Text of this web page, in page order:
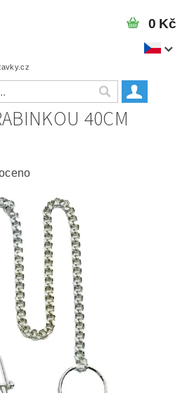
0 Kč
40CM